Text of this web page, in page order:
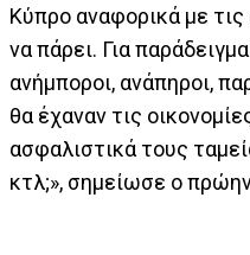
Κύπρο αναφορικά με
να πάρει. Για
ανήμποροι, ανάπηροι,
θα έχαναν τις
ασφαλιστικά τους
κτλ;», σημείωσε ο